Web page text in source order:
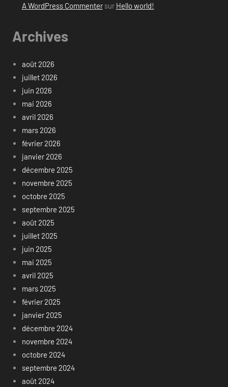
A WordPress Commentersur Hello world!
Archives
août 2026
juillet 2026
juin 2026
mai 2026
avril 2026
mars 2026
février 2026
janvier 2026
décembre 2025
novembre 2025
octobre 2025
septembre 2025
août 2025
juillet 2025
juin 2025
mai 2025
avril 2025
mars 2025
février 2025
janvier 2025
décembre 2024
novembre 2024
octobre 2024
septembre 2024
août 2024